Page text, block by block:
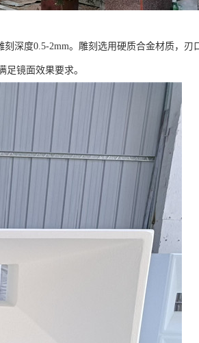
深度0.5-2mm。雕刻选用硬质合金材质，刃
足镜面效果要求。